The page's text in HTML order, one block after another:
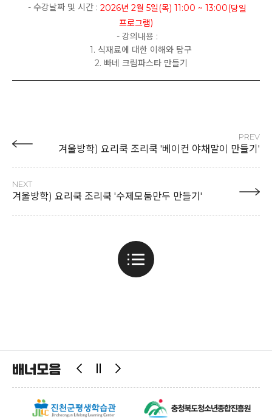
- 수강날짜 및 시간 : 2026년 2월 5일(목) 11:00 ~ 13:00(당일
프로그램)
- 강의내용 :
1. 식재료에 대한 이해와 탐구
2. 빠네 크림파스타 만들기
PREV
겨울방학) 요리쿡 조리쿡 '베이컨 야채말이 만들기'
NEXT
겨울방학) 요리쿡 조리쿡 '수제모둠만두 만들기'
배너모음